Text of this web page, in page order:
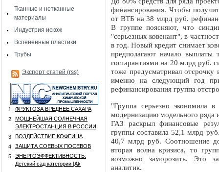
Тканные и нетканные
материалы
Индустрия искож
Вспененные пластики
Трубы
Экспорт статей (rss)
1.
ФРУКТОЗА ВРЕДНЕЕ САХАРА
2.
МОЩНЕЙШАЯ СОЛНЕЧНАЯ
ЭЛЕКТРОСТАНЦИЯ В РОССИИ
3.
ВОЗДЕЙСТВИЕ КОФЕИНА
4.
ЗАЩИТА СОЕВЫХ ПОСЕВОВ
5.
ЭНЕРГОЭФФЕКТИВНОСТЬ:
Детский сад категории [Аk
финансирования. Чтобы
от ВТБ на 38 млрд руб.
В группе поясняют, что
"серьезных ковенант", в
в год. Новый кредит снимает
предполагают начало выплаты
госгарантиями на 20 млрд руб.
тоже предусматривал
именно на следующий год
рефинансирования группа
"Группа серьезно экономила
модернизацию модельного
ГАЗ раскрыл финансовые
группы составила 52,1 млрд
40,7 млрд руб. Соотношение
вторая волна кризиса, то
возможно заморозить. Это
аналитик.